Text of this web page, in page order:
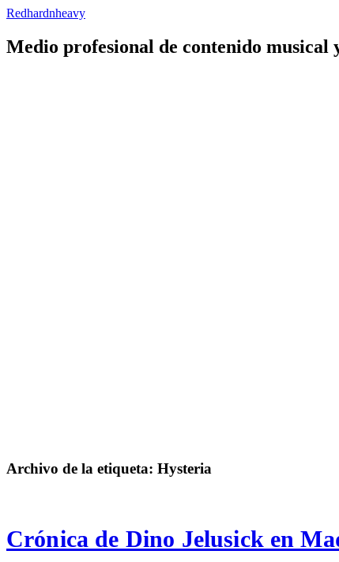
Redhardnheavy
Medio profesional de contenido musical
Archivo de la etiqueta: Hysteria
Crónica de Dino Jelusick en